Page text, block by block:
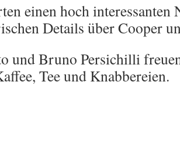
einen hoch interessanten
Details über Cooper
und Bruno Persichilli
Tee und Knabbereien.